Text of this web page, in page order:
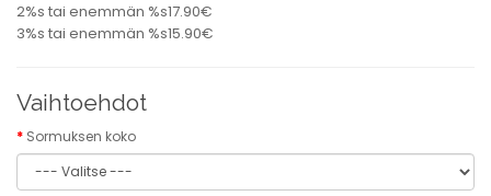
2%s tai enemmän %s17.90€
3%s tai enemmän %s15.90€
Vaihtoehdot
Sormuksen koko